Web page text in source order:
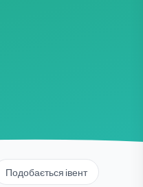
Подобається івент